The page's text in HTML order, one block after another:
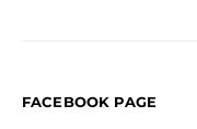
FACEBOOK PAGE